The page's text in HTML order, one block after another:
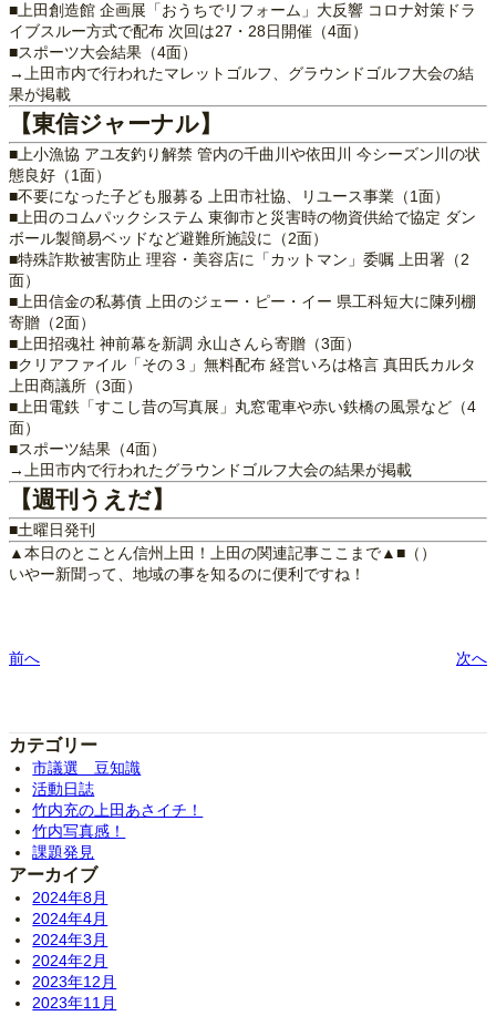
■上田創造館 企画展「おうちでリフォーム」大反響 コロナ対策ドラ
イブスルー方式で配布 次回は27・28日開催（4面）
■スポーツ大会結果（4面）
→上田市内で行われたマレットゴルフ、グラウンドゴルフ大会の結
果が掲載
【東信ジャーナル】
■上小漁協 アユ友釣り解禁 管内の千曲川や依田川 今シーズン川の状
態良好（1面）
■不要になった子ども服募る 上田市社協、リユース事業（1面）
■上田のコムパックシステム 東御市と災害時の物資供給で協定 ダン
ボール製簡易ベッドなど避難所施設に（2面）
■特殊詐欺被害防止 理容・美容店に「カットマン」委嘱 上田署（2
面）
■上田信金の私募債 上田のジェー・ピー・イー 県工科短大に陳列棚
寄贈（2面）
■上田招魂社 神前幕を新調 永山さんら寄贈（3面）
■クリアファイル「その３」無料配布 経営いろは格言 真田氏カルタ
上田商議所（3面）
■上田電鉄「すこし昔の写真展」丸窓電車や赤い鉄橋の風景など（4
面）
■スポーツ結果（4面）
→上田市内で行われたグラウンドゴルフ大会の結果が掲載
【週刊うえだ】
■土曜日発刊
▲本日のとことん信州上田！上田の関連記事ここまで▲■（）
いやー新聞って、地域の事を知るのに便利ですね！
前へ 次へ
カテゴリー
市議選 豆知識
活動日誌
竹内充の上田あさイチ！
竹内写真感！
課題発見
アーカイブ
2024年8月
2024年4月
2024年3月
2024年2月
2023年12月
2023年11月